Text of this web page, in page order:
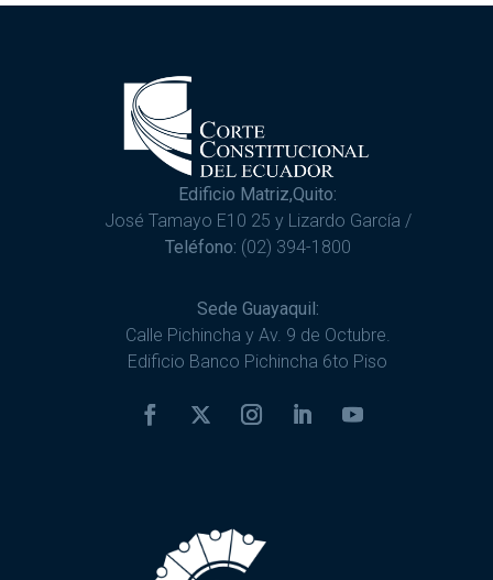
Edificio Matriz,Quito:
José Tamayo E10 25 y Lizardo García /
Teléfono: (02) 394-1800
Sede Guayaquil:
Calle Pichincha y Av. 9 de Octubre.
Edificio Banco Pichincha 6to Piso